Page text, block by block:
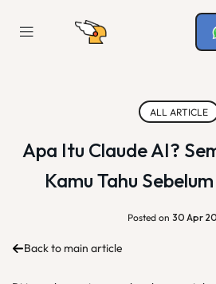
ALL ARTICLE
Apa Itu Claude AI?
Kamu Tahu
Posted on 30 Apr
Back to main article